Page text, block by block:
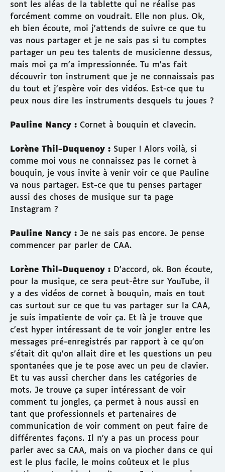
sont les aléas de la tablette qui ne réalise pas
forcément comme on voudrait. Elle non plus. Ok,
eh bien écoute, moi j'attends de suivre ce que tu
vas nous partager et je ne sais pas si tu comptes
partager un peu tes talents de musicienne dessus,
mais moi ça m'a impressionnée. Tu m'as fait
découvrir ton instrument que je ne connaissais pas
du tout et j'espère voir des vidéos. Est-ce que tu
peux nous dire les instruments desquels tu joues ?
Pauline Nancy : Cornet à bouquin et clavecin.
Lorène Thil-Duquenoy : Super ! Alors voilà, si
comme moi vous ne connaissez pas le cornet à
bouquin, je vous invite à venir voir ce que Pauline
va nous partager. Est-ce que tu penses partager
aussi des choses de musique sur ta page
Instagram ?
Pauline Nancy : Je ne sais pas encore. Je pense
commencer par parler de CAA.
Lorène Thil-Duquenoy : D'accord, ok. Bon écoute,
pour la musique, ce sera peut-être sur YouTube, il
y a des vidéos de cornet à bouquin, mais en tout
cas surtout sur ce que tu vas partager sur la CAA,
je suis impatiente de voir ça. Et là je trouve que
c'est hyper intéressant de te voir jongler entre les
messages pré-enregistrés par rapport à ce qu'on
s'était dit qu'on allait dire et les questions un peu
spontanées que je te pose avec un peu de clavier.
Et tu vas aussi chercher dans les catégories de
mots. Je trouve ça super intéressant de voir
comment tu jongles, ça permet à nous aussi en
tant que professionnels et partenaires de
communication de voir comment on peut faire de
différentes façons. Il n'y a pas un process pour
parler avec sa CAA, mais on va piocher dans ce qui
est le plus facile, le moins coûteux et le plus